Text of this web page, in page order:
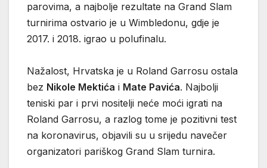
parovima, a najbolje rezultate na Grand Slam
turnirima ostvario je u Wimbledonu, gdje je
2017. i 2018. igrao u polufinalu.
Nažalost, Hrvatska je u Roland Garrosu ostala
bez Nikole Mektića i Mate Pavića. Najbolji
teniski par i prvi nositelji neće moći igrati na
Roland Garrosu, a razlog tome je pozitivni test
na koronavirus, objavili su u srijedu navečer
organizatori pariškog Grand Slam turnira.